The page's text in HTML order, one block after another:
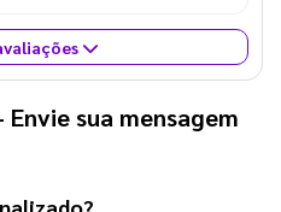
Envie sua mensagem